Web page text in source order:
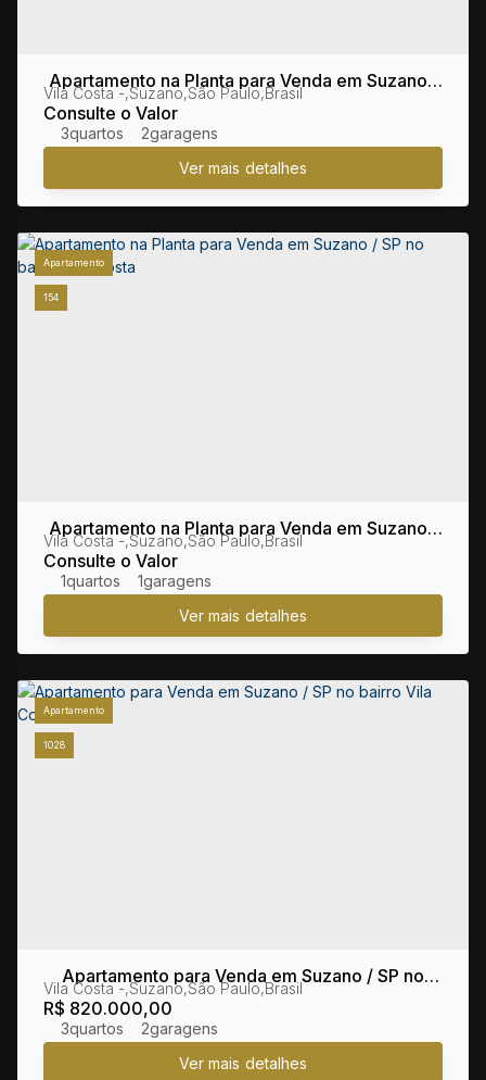
Apartamento na Planta para Venda em Suzano /
SP no bairro Vila Costa
Consulte o Valor
Vila Costa ,Suzano,São Paulo,Brasil
3 2
154
Apartamento
Apartamento na Planta para Venda em Suzano /
SP no bairro Vila Costa
Consulte o Valor
Vila Costa ,Suzano,São Paulo,Brasil
1 1
1028
Apartamento
Apartamento para Venda em Suzano / SP no
bairro Vila Costa
R$ 820.000,00
Vila Costa ,Suzano,São Paulo,Brasil
3 2